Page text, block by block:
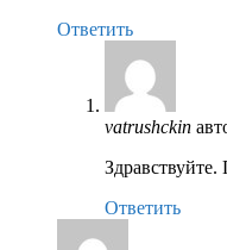
Ответить
vatrushckin
Ответить